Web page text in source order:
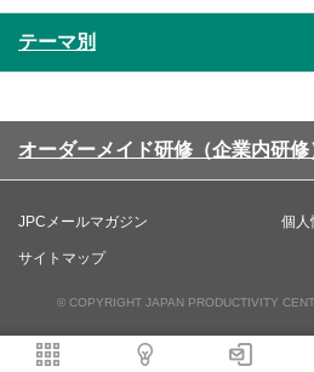
テーマ別
オーダーメイド研修（企業内研修
JPCメールマガジン 個人
サイトマップ
© COPYRIGHT JAPAN PRODUCTIVITY